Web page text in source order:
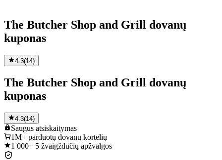
The Butcher Shop and Grill dovanų
kuponas
4.3(14)
The Butcher Shop and Grill dovanų
kuponas
4.3(14)
Saugus atsiskaitymas
1M+ parduotų dovanų kortelių
1 000+ 5 žvaigždučių apžvalgos